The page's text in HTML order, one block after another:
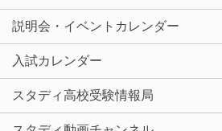
説明会・イベントカレンダー
入試カレンダー
スタディ高校受験情報局